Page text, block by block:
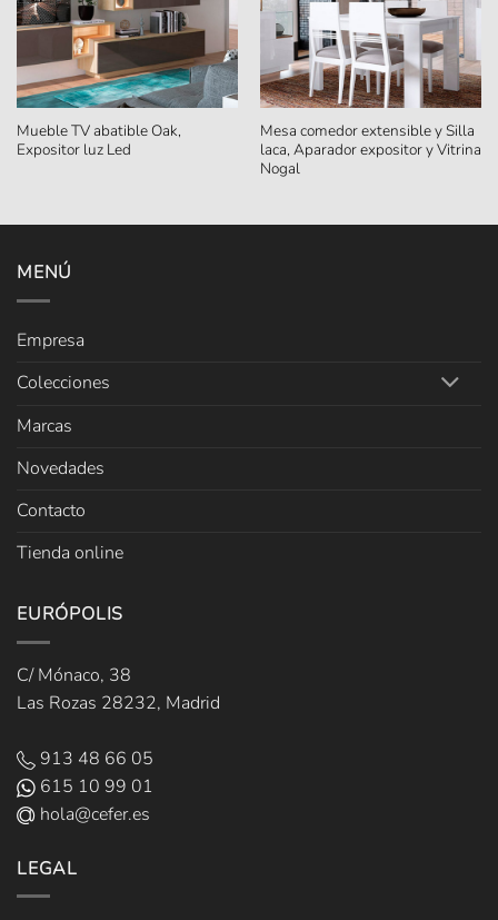
Mueble TV abatible Oak,
Expositor luz Led
Mesa comedor extensible y Silla
laca, Aparador expositor y Vitrina
Nogal
MENÚ
Empresa
Colecciones
Marcas
Novedades
Contacto
Tienda online
EURÓPOLIS
C/ Mónaco, 38
Las Rozas 28232, Madrid
913 48 66 05
615 10 99 01
hola@cefer.es
LEGAL